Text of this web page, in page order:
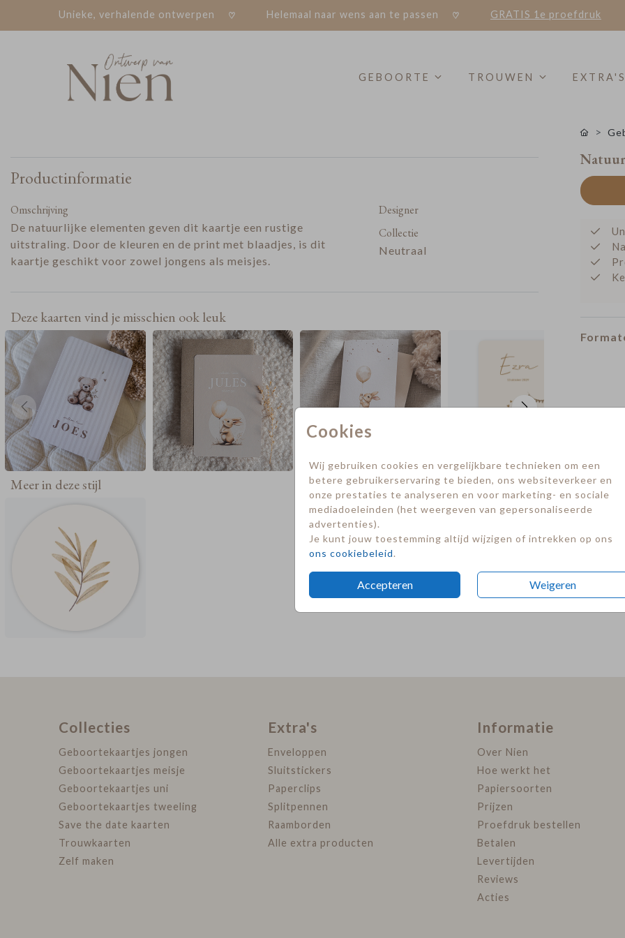
Unieke, verhalende ontwerpen Helemaal naar wens aan te passen GRATIS 1e proefdruk
GEBOORTE TROUWEN EXTRA'S
Cookies
Wij gebruiken cookies en vergelijkbare technieken om een
betere gebruikerservaring te bieden, ons websiteverkeer en
onze prestaties te analyseren en voor marketing- en sociale
mediadoeleinden (het weergeven van gepersonaliseerde
advertenties).
Je kunt jouw toestemming altijd wijzigen of intrekken op ons
ons cookiebeleid.
Accepteren Weigeren
Productinformatie
Omschrijving
De natuurlijke elementen geven dit kaartje een rustige
uitstraling. Door de kleuren en de print met blaadjes, is dit
kaartje geschikt voor zowel jongens als meisjes.
Designer
Collectie
Neutraal
Deze kaarten vind je misschien ook leuk
Meer in deze stijl
Collecties
Geboortekaartjes jongen
Geboortekaartjes meisje
Geboortekaartjes uni
Geboortekaartjes tweeling
Save the date kaarten
Trouwkaarten
Zelf maken
Extra's
Enveloppen
Sluitstickers
Paperclips
Splitpennen
Raamborden
Alle extra producten
Informatie
Over Nien
Hoe werkt het
Papiersoorten
Prijzen
Proefdruk bestellen
Betalen
Levertijden
Reviews
Acties